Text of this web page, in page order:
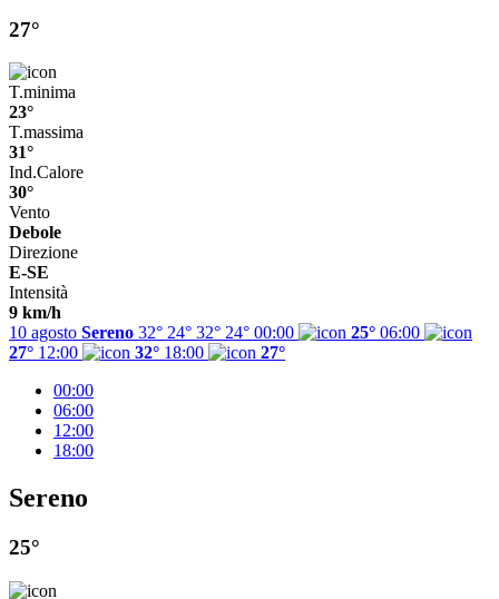
27°
T.minima
23°
T.massima
31°
Ind.Calore
30°
Vento
Debole
Direzione
E-SE
Intensità
9 km/h
10 agosto Sereno 32° 24° 32° 24° 00:00 25° 06:00
27° 12:00 32° 18:00
27°
00:00
06:00
12:00
18:00
Sereno
25°